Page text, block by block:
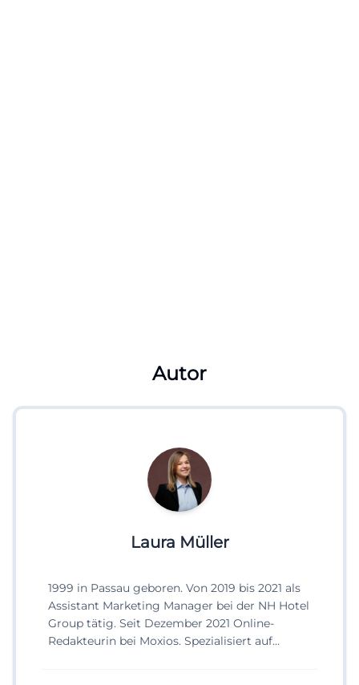
Autor
Laura Müller
1999 in Passau geboren. Von 2019 bis 2021 als
Assistant Marketing Manager bei der NH Hotel
Group tätig. Seit Dezember 2021 Online-
Redakteurin bei Moxios. Spezialisiert auf